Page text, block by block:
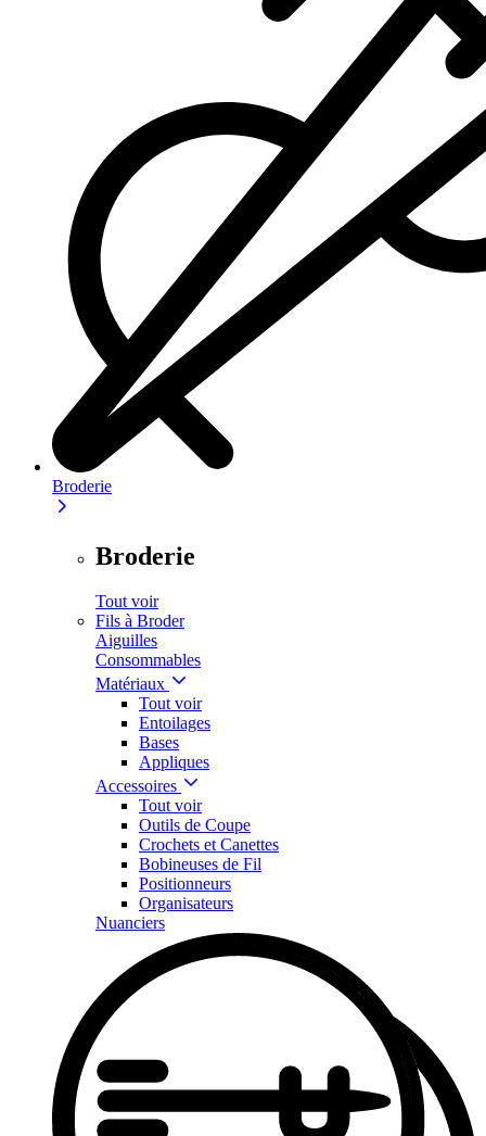
Broderie
Broderie
Tout voir
Fils à Broder
Aiguilles
Consommables
Matériaux
Tout voir
Entoilages
Bases
Appliques
Accessoires
Tout voir
Outils de Coupe
Crochets et Canettes
Bobineuses de Fil
Positionneurs
Organisateurs
Nuanciers